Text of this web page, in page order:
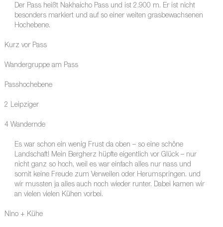
Der Pass heißt Nakhaicho Pass und ist 2.900 m. Er ist nicht
besonders markiert und auf so einer weiten grasbewachsenen
Hochebene.
Kurz vor Pass
Wandergruppe am Pass
Passhochebene
2 Leipziger
4 Wandernde
Es war schon ein wenig Frust da oben – so eine schöne
Landschaft! Mein Bergherz hüpfte eigentlich vor Glück – nur
nicht ganz so hoch, weil es war einfach alles nur nass und
somit keine Freude zum Verweilen oder Herumspringen. und
wir mussten ja alles auch noch wieder runter. Dabei kamen wir
an vielen vielen Kühen vorbei.
Nino + Kühe